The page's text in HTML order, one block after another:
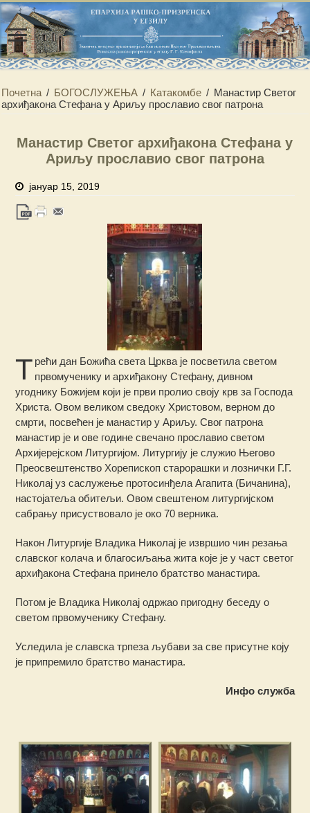
Почетна / БОГОСЛУЖЕЊА / Катакомбе / Манастир Светог
архиђакона Стефана у Ариљу прославио свог патрона
Манастир Светог архиђакона Стефана у
Ариљу прославио свог патрона
јануар 15, 2019
Т рећи дан Божића света Црква је посветила светом
првомученику и архиђакону Стефану, дивном
угоднику Божијем који је први пролио своју крв за Господа
Христа. Овом великом сведоку Христовом, верном до
смрти, посвећен је манастир у Ариљу. Свог патрона
манастир је и ове године свечано прославио светом
Архијерејском Литургијом. Литургију је служио Његово
Преосвештенство Хорепископ старорашки и лознички Г.Г.
Николај уз саслужење протосинђела Агапита (Бичанина),
настојатеља обитељи. Овом свештеном литургијском
сабрању присуствовало је око 70 верника.
Након Литургије Владика Николај је извршио чин резања
славског колача и благосиљања жита које је у част светог
архиђакона Стефана принело братство манастира.
Потом је Владика Николај одржао пригодну беседу о
светом првомученику Стефану.
Уследила је славска трпеза љубави за све присутне коју
је припремило братство манастира.
Инфо служба